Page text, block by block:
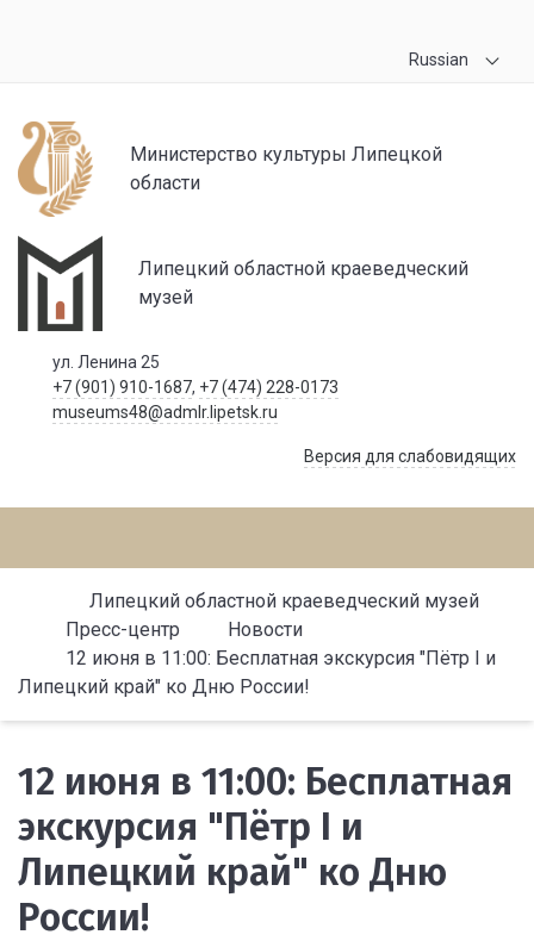
Russian
Министерство культуры Липецкой
области
Липецкий областной краеведческий
музей
ул. Ленина 25
+7 (901) 910-1687, +7 (474) 228-0173
museums48@admlr.lipetsk.ru
Версия для слабовидящих
Липецкий областной краеведческий музей
Пресс-центр
Новости
12 июня в 11:00: Бесплатная экскурсия "Пётр I и
Липецкий край" ко Дню России!
12 июня в 11:00: Бесплатная
экскурсия "Пётр I и
Липецкий край" ко Дню
России!